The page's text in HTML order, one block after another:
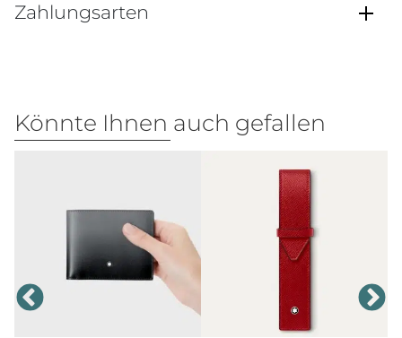
Zahlungsarten
Könnte Ihnen auch gefallen